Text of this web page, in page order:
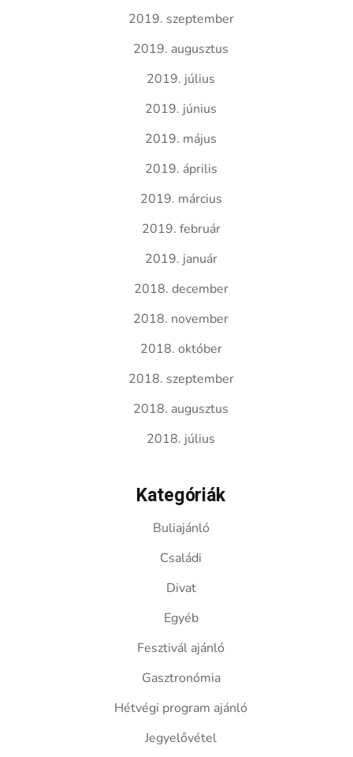
2019. szeptember
2019. augusztus
2019. július
2019. június
2019. május
2019. április
2019. március
2019. február
2019. január
2018. december
2018. november
2018. október
2018. szeptember
2018. augusztus
2018. július
Kategóriák
Buliajánló
Családi
Divat
Egyéb
Fesztivál ajánló
Gasztronómia
Hétvégi program ajánló
Jegyelővétel